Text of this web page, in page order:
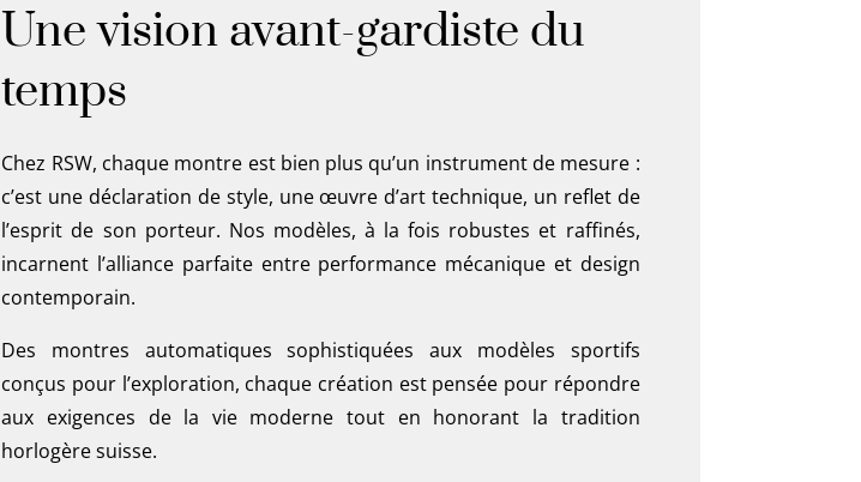
Une vision avant-gardiste du
temps
Chez RSW, chaque montre est bien plus qu’un instrument de mesure :
c’est une déclaration de style, une œuvre d’art technique, un reflet de
l’esprit de son porteur. Nos modèles, à la fois robustes et raffinés,
incarnent l’alliance parfaite entre performance mécanique et design
contemporain.
Des montres automatiques sophistiquées aux modèles sportifs
conçus pour l’exploration, chaque création est pensée pour répondre
aux exigences de la vie moderne tout en honorant la tradition
horlogère suisse.